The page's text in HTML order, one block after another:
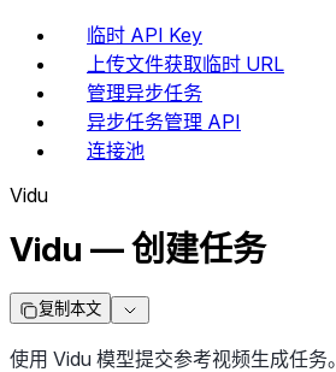
临时 API Key
上传文件获取临时 URL
管理异步任务
异步任务管理 API
连接池
Vidu
Vidu — 创建任务
复制本文
使用 Vidu 模型提交参考视频生成任务。